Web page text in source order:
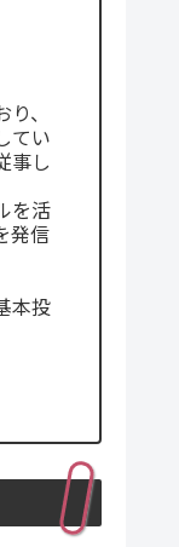
、
てい
事し
を活
発信
本投